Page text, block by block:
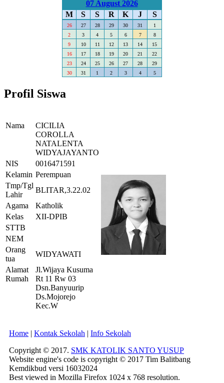
07 August 2026
M
S S R K J S
26 27 28 29 30 31
1
2
3 4 5 6 7
8
9
10 11 12 13 14
15
16
17 18 19 20 21
22
23
24 25 26 27 28
29
30
31 1 2 3 4 5
Profil Siswa
Nama
CICILIA
COROLLA
NATALENTA
WIDYAJAYANTO
NIS
0016471591
Kelamin Perempuan
Tmp/Tgl
Lahir
BLITAR,3.22.02
Agama
Katholik
Kelas
XII-DPIB
STTB
NEM
Orang
tua
WIDYAWATI
Alamat
Rumah
Jl.Wijaya Kusuma
Rt 11 Rw 03
Dsn.Banyuurip
Ds.Mojorejo
Kec.W
Home | Kontak Sekolah | Info Sekolah
Copyright © 2017. SMK KATOLIK SANTO YUSUP
Website engine's code is copyright © 2017 Tim Balitbang
Kemdikbud versi 16032024
Best viewed in Mozilla Firefox 1024 x 768 resolution.